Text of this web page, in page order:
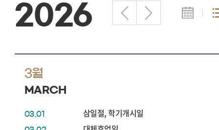
2026
3월
MARCH
03.01 삼일절, 학기개시일